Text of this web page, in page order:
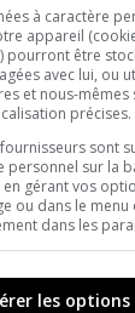
à caractère
appareil
pourront être
avec lui, ou
et nous-
précises.
sont
personnel sur la
gérant vos
ou dans le
dans les
les options